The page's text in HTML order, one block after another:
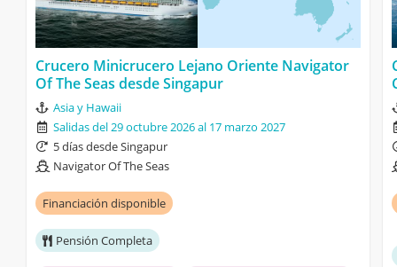
Crucero Minicrucero Lejano Oriente Navigator
Of The Seas desde Singapur
Asia y Hawaii
Salidas del 29 octubre 2026 al 17 marzo 2027
5 días desde Singapur
Navigator Of The Seas
Financiación disponible
Pensión Completa